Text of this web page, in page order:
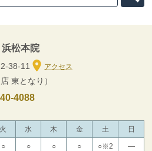
松本院
38-11 アクセス
東となり）
4088
火 水 木 金 土 日
○ ○ ○ ○ ○※2 ―